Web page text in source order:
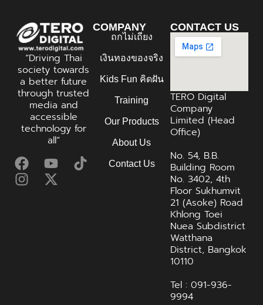
“Driving Thai
society towards
a better future
through trusted
media and
accessible
technology for
all”
COMPANY
ถกไม่เถียง
เงินทองของจริง
Kids Fun คิดฝัน
Training
Our Products
About Us
Contact Us
CONTACT US
TERO Digital
Company
Limited (Head
Office)
No. 54, B.B.
Building Room
No. 3402, 4th
Floor Sukhumvit
21 (Asoke) Road
Khlong Toei
Nuea Subdistrict
Watthana
District, Bangkok
10110
Tel : 091-936-
9994